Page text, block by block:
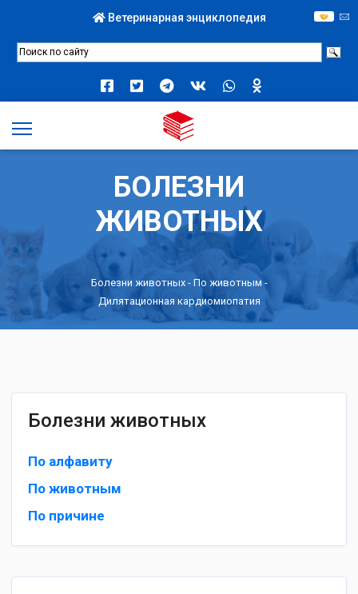
Ветеринарная энциклопедия
БОЛЕЗНИ
ЖИВОТНЫХ
Болезни животных - По животным-
Дилятационная кардиомиопатия
Болезни животных
По алфавиту
По животным
По причине